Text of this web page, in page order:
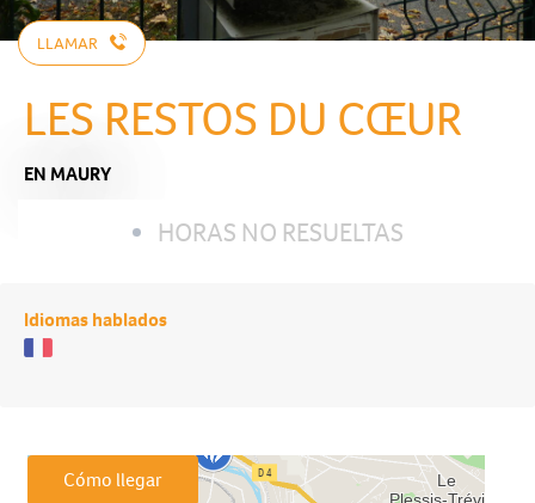
LLAMAR
LES RESTOS DU CŒUR
EN MAURY
HORAS NO RESUELTAS
Idiomas hablados
Cómo llegar